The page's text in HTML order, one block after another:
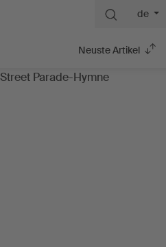
de
Neuste Artikel